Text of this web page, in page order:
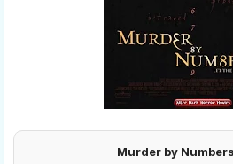
Murder by